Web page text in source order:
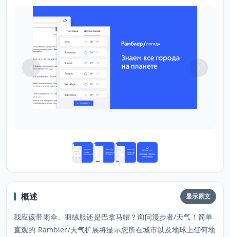
概述 显示原文
我应该带雨伞、羽绒服还是巴拿马帽？询问漫步者/天气！简单
直观的 Rambler/天气扩展将显示您所在城市以及地球上任何地